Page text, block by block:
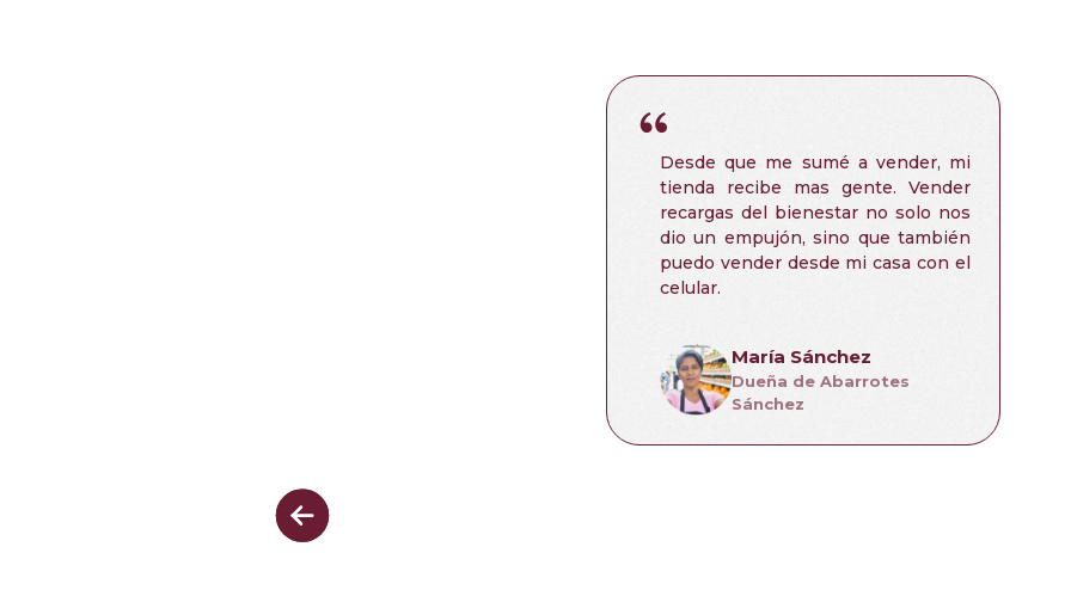
Desde que me sumé a vender, mi
tienda recibe mas gente. Vender
recargas del bienestar no solo nos
dio un empujón, sino que también
puedo vender desde mi casa con el
celular.
María Sánchez
Dueña de Abarrotes
Sánchez